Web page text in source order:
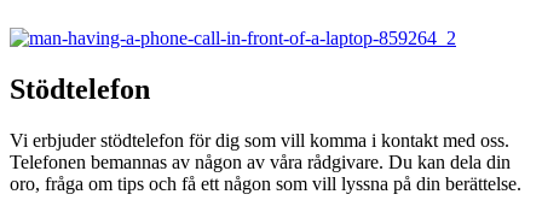
Stödtelefon
Vi erbjuder stödtelefon för dig som vill komma i kontakt med oss.
Telefonen bemannas av någon av våra rådgivare. Du kan dela din
oro, fråga om tips och få ett någon som vill lyssna på din berättelse.